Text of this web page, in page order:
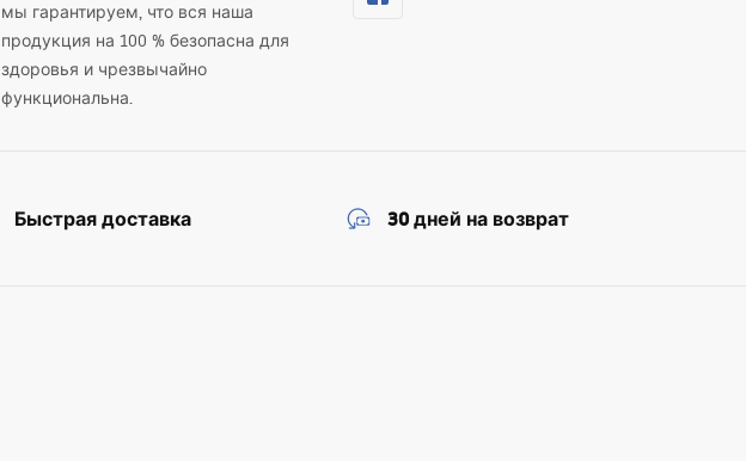
мы гарантируем, что вся наша
продукция на 100 % безопасна для
здоровья и чрезвычайно
функциональна.
Быстрая доставка 30 дней на возврат